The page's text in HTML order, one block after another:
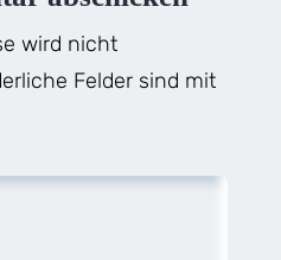
wird nicht
Felder sind mit